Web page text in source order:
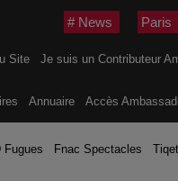
# News Paris
Site Je suis un Contributeur
Annuaire Accès
Fugues
Fnac Spectacles